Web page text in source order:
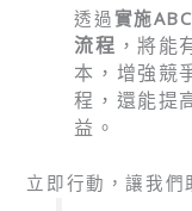
透過實施ABC
流程 ，將能
本，增強競
程，還能提
益。
立即行動，讓我們